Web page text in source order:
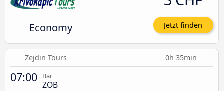
Economy Jetzt finden
Zejdin Tours 0h 35min
07:00 Bar
ZOB